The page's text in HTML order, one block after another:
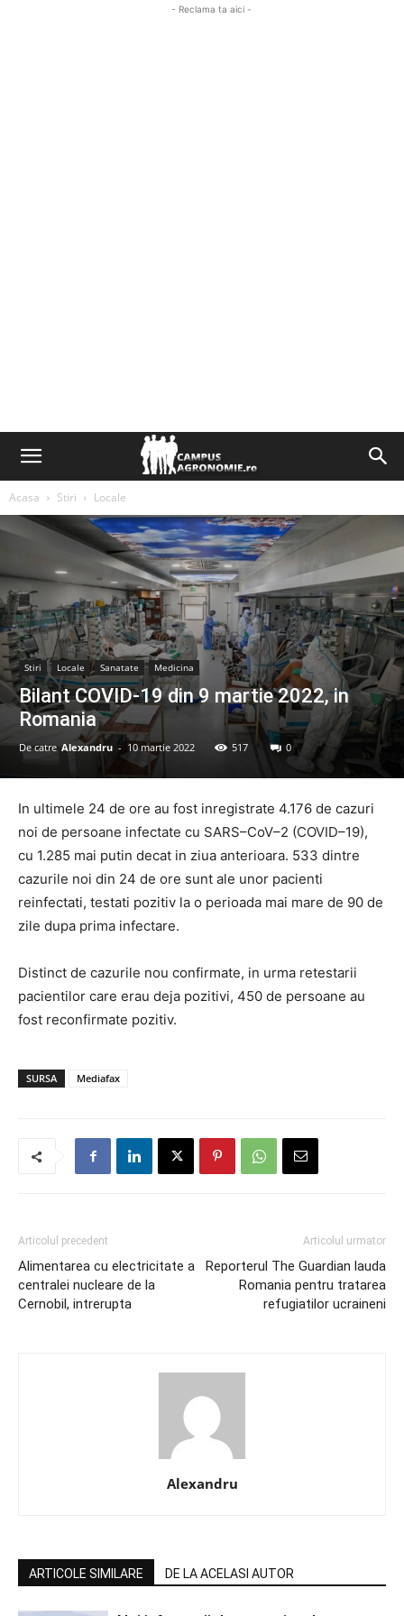
- Reclama ta aici -
Acasa Stiri Locale
Stiri Locale Sanatate Medicina
Bilant COVID-19 din 9 martie 2022, in
Romania
De catre Alexandru - 10 martie 2022 517 0
In ultimele 24 de ore au fost inregistrate 4.176 de cazuri
noi de persoane infectate cu SARS–CoV–2 (COVID–19),
cu 1.285 mai putin decat in ziua anterioara. 533 dintre
cazurile noi din 24 de ore sunt ale unor pacienti
reinfectati, testati pozitiv la o perioada mai mare de 90 de
zile dupa prima infectare.
Distinct de cazurile nou confirmate, in urma retestarii
pacientilor care erau deja pozitivi, 450 de persoane au
fost reconfirmate pozitiv.
SURSA Mediafax
Articolul precedent
Alimentarea cu electricitate a
centralei nucleare de la
Cernobil, intrerupta
Articolul urmator
Reporterul The Guardian lauda
Romania pentru tratarea
refugiatilor ucraineni
Alexandru
ARTICOLE SIMILARE DE LA ACELASI AUTOR